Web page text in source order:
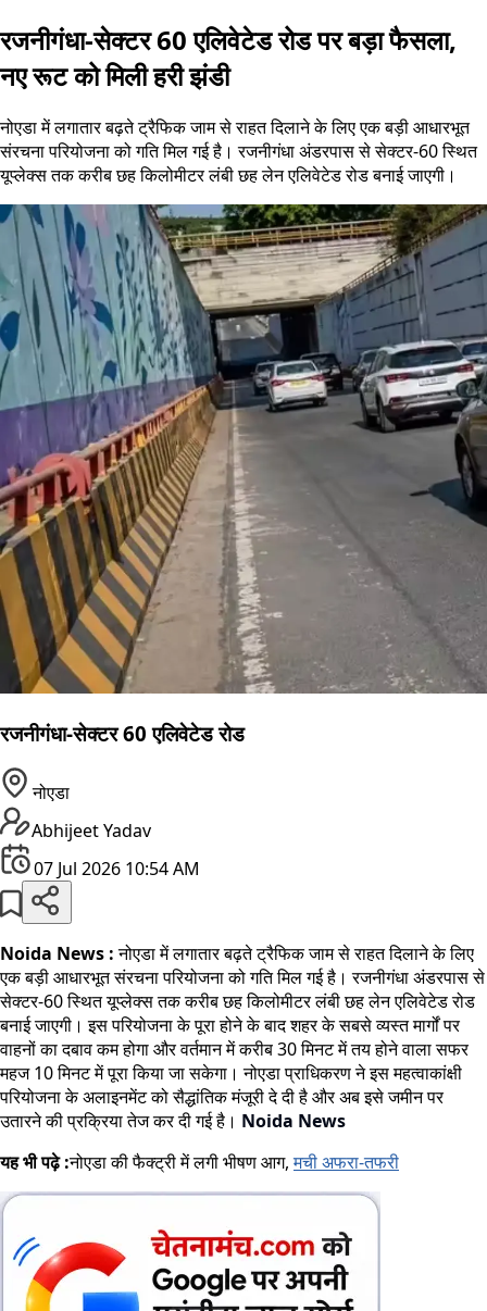
रजनीगंधा-सेक्टर 60 एलिवेटेड रोड पर बड़ा फैसला,
नए रूट को मिली हरी झंडी
नोएडा में लगातार बढ़ते ट्रैफिक जाम से राहत दिलाने के लिए एक बड़ी आधारभूत
संरचना परियोजना को गति मिल गई है। रजनीगंधा अंडरपास से सेक्टर-60 स्थित
यूप्लेक्स तक करीब छह किलोमीटर लंबी छह लेन एलिवेटेड रोड बनाई जाएगी।
रजनीगंधा-सेक्टर 60 एलिवेटेड रोड
नोएडा
Abhijeet Yadav
07 Jul 2026 10:54 AM
Noida News :नोएडा में लगातार बढ़ते ट्रैफिक जाम से राहत दिलाने के लिए
एक बड़ी आधारभूत संरचना परियोजना को गति मिल गई है। रजनीगंधा अंडरपास से
सेक्टर-60 स्थित यूप्लेक्स तक करीब छह किलोमीटर लंबी छह लेन एलिवेटेड रोड
बनाई जाएगी। इस परियोजना के पूरा होने के बाद शहर के सबसे व्यस्त मार्गों पर
वाहनों का दबाव कम होगा और वर्तमान में करीब 30 मिनट में तय होने वाला सफर
महज 10 मिनट में पूरा किया जा सकेगा। नोएडा प्राधिकरण ने इस महत्वाकांक्षी
परियोजना के अलाइनमेंट को सैद्धांतिक मंजूरी दे दी है और अब इसे जमीन पर
उतारने की प्रक्रिया तेज कर दी गई है। Noida News
यह भी पढ़े :नोएडा की फैक्ट्री में लगी भीषण आग,मची अफरा-तफरी